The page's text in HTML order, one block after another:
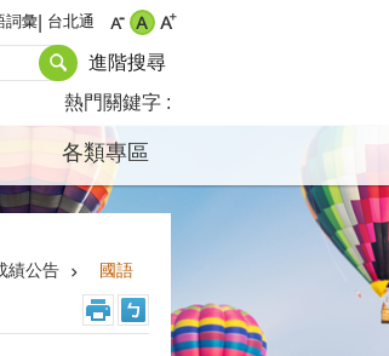
詞彙 台北通
進階搜尋
熱門關鍵字
各類專區
績公告 國語